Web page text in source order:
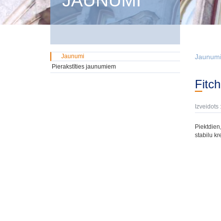
Jaunumi
Izveidots
stabilu
Jaunumi
Pierakstīties jaunumiem